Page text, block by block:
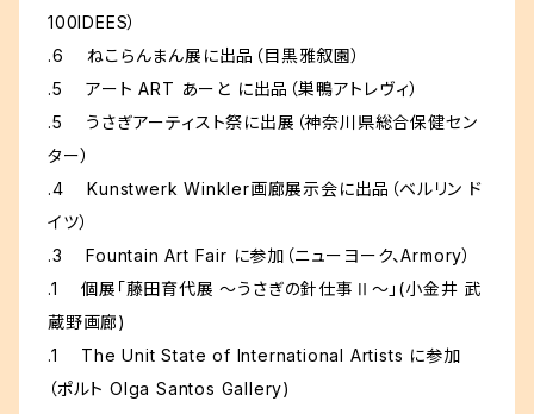
100IDEES）
.6 ねこらんまん展に出品（目黒雅叙園）
.5 アート ART あーと に出品（巣鴨アトレヴィ）
.5 うさぎアーティスト祭に出展（神奈川県総合保健セン
ター）
.4 Kunstwerk Winkler画廊展示会に出品（ベルリン ド
イツ）
.3 Fountain Art Fair に参加（ニューヨーク、Armory）
.1 個展「藤田育代展 ～うさぎの針仕事Ⅱ～」(小金井 武
蔵野画廊)
.1 The Unit State of International Artists に参加
（ポルト Olga Santos Gallery)